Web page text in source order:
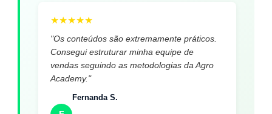
★★★★★
"Os conteúdos são extremamente práticos.
Consegui estruturar minha equipe de
vendas seguindo as metodologias da Agro
Academy."
Fernanda S.